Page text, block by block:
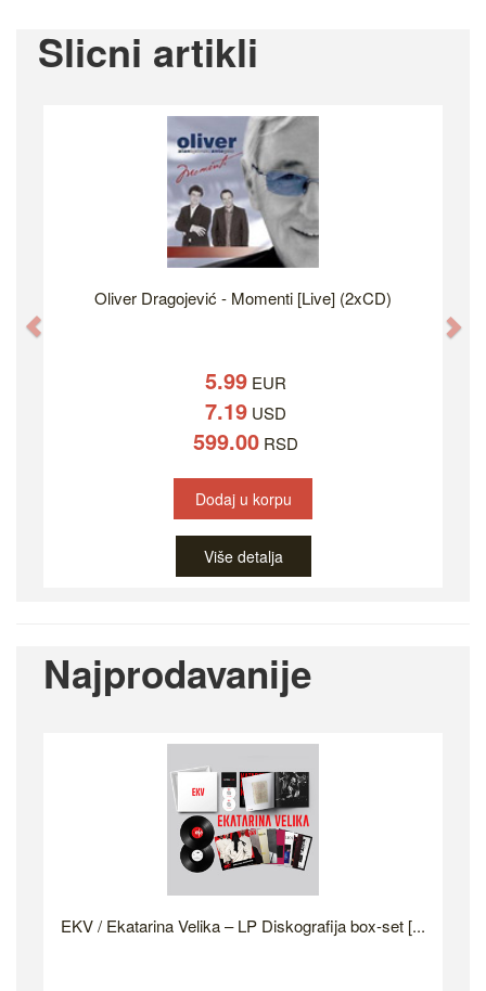
Slicni artikli
Oliver Dragojević - Momenti [Live] (2xCD)
5.99 EUR
7.19 USD
599.00 RSD
Dodaj u korpu
Više detalja
Najprodavanije
EKV / Ekatarina Velika – LP Diskografija box-set [...